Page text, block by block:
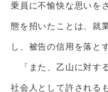
乗員に不愉快な思いを
態を招いたことは、就
し、被告の信用を落と
「また、乙山に対
社会人として許される